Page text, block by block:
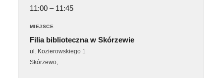
11:00 – 11:45
MIEJSCE
Filia biblioteczna w Skórzewie
ul. Kozierowskiego 1
Skórzewo,